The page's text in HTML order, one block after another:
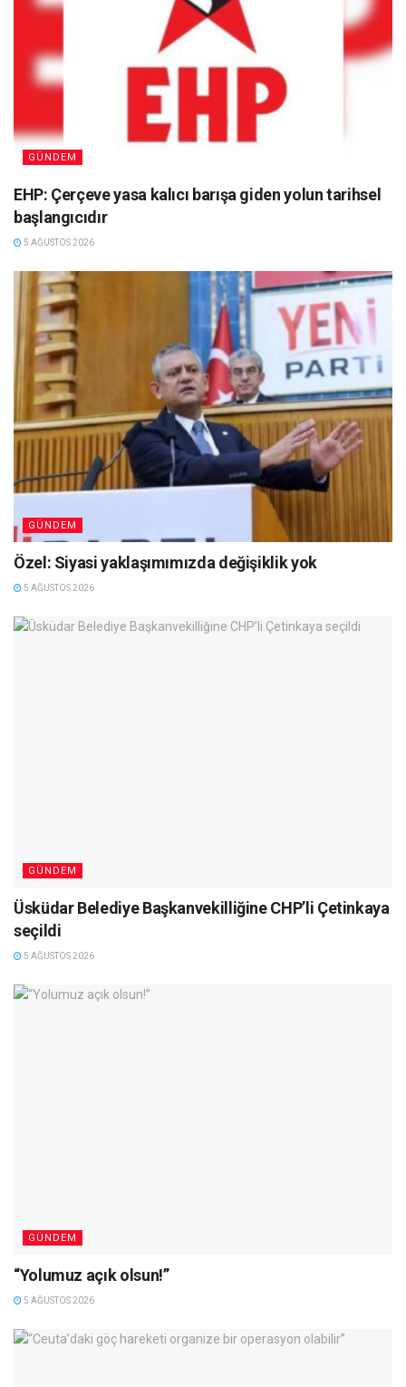
GÜNDEM
EHP: Çerçeve yasa kalıcı barışa giden yolun tarihsel
başlangıcıdır
5 AĞUSTOS 2026
GÜNDEM
Özel: Siyasi yaklaşımımızda değişiklik yok
5 AĞUSTOS 2026
GÜNDEM
Üsküdar Belediye Başkanvekilliğine CHP’li Çetinkaya
seçildi
5 AĞUSTOS 2026
GÜNDEM
“Yolumuz açık olsun!”
5 AĞUSTOS 2026